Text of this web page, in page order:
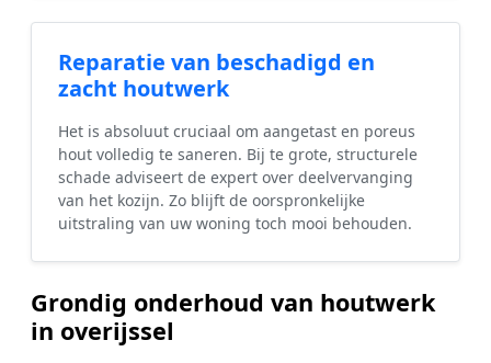
Reparatie van beschadigd en
zacht houtwerk
Het is absoluut cruciaal om aangetast en poreus
hout volledig te saneren. Bij te grote, structurele
schade adviseert de expert over deelvervanging
van het kozijn. Zo blijft de oorspronkelijke
uitstraling van uw woning toch mooi behouden.
Grondig onderhoud van houtwerk
in overijssel